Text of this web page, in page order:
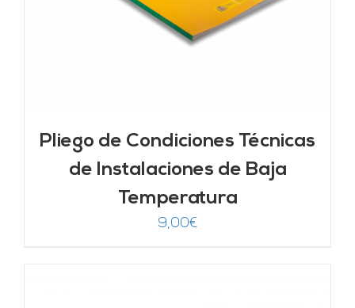
Pliego de Condiciones Técnicas
de Instalaciones de Baja
Temperatura
9,00€